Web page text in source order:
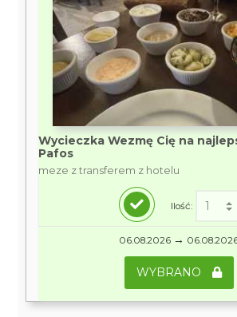
Wycieczka Wezmę Cię na
Pafos
meze z transferem z hotelu
Ilość:
06.08.2026 →
WYBRANO